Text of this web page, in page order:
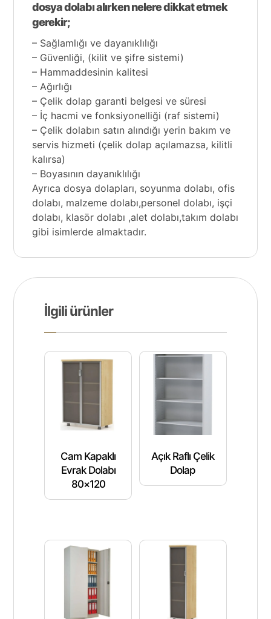
dosya dolabı alırken nelere dikkat etmek
gerekir;
– Sağlamlığı ve dayanıklılığı
– Güvenliği, (kilit ve şifre sistemi)
– Hammaddesinin kalitesi
– Ağırlığı
– Çelik dolap garanti belgesi ve süresi
– İç hacmi ve fonksiyonelliği (raf sistemi)
– Çelik dolabın satın alındığı yerin bakım ve
servis hizmeti (çelik dolap açılamazsa, kilitli
kalırsa)
– Boyasının dayanıklılığı
Ayrıca dosya dolapları, soyunma dolabı, ofis
dolabı, malzeme dolabı,personel dolabı, işçi
dolabı, klasör dolabı ,alet dolabı,takım dolabı
gibi isimlerde almaktadır.
İlgili ürünler
Cam Kapaklı
Evrak Dolabı
80×120
Açık Raflı Çelik
Dolap